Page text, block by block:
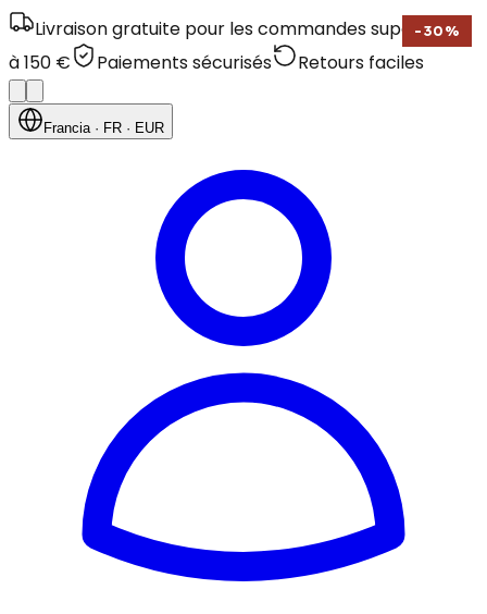
Livraison gratuite pour les commandes supérieures
à 150 €
Paiements sécurisés Retours faciles
Francia· FR · EUR
- 30 %